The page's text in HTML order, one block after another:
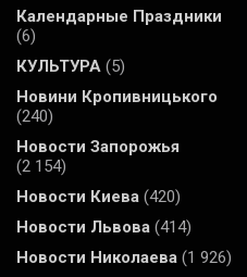
Календарные Праздники
(6)
КУЛЬТУРА (5)
Новини Кропивницького
(240)
Новости Запорожья
(2 154)
Новости Киева (420)
Новости Львова (414)
Новости Николаева (1 926)